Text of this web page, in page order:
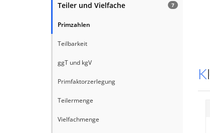
7
Teiler und Vielfache
Primzahlen
Teilbarkeit
ggT und kgV
Primfaktorzerlegung
Teilermenge
Vielfachmenge